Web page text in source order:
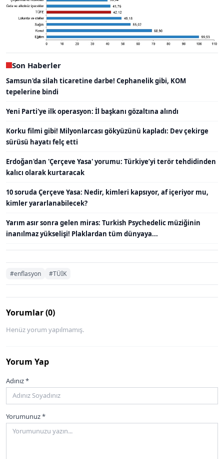
Son Haberler
Samsun'da silah ticaretine darbe! Cephanelik gibi, KOM
tepelerine bindi
Yeni Parti'ye ilk operasyon: İl başkanı gözaltına alındı
Korku filmi gibi! Milyonlarcası gökyüzünü kapladı: Dev çekirge
sürüsü hayatı felç etti
Erdoğan'dan 'Çerçeve Yasa' yorumu: Türkiye’yi terör tehdidinden
kalıcı olarak kurtaracak
10 soruda Çerçeve Yasa: Nedir, kimleri kapsıyor, af içeriyor mu,
kimler yararlanabilecek?
Yarım asır sonra gelen miras: Turkish Psychedelic müziğinin
inanılmaz yükselişi! Plaklardan tüm dünyaya...
#enflasyon #TÜİK
Yorumlar (0)
Henüz yorum yapılmamış.
Yorum Yap
Adınız *
Yorumunuz *